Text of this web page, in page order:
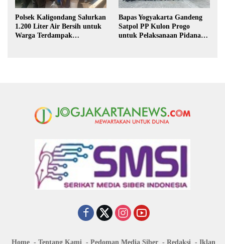
Polsek Kaligondang Salurkan
1.200 Liter Air Bersih untuk
Warga Terdampak
Bapas Yogyakarta Gandeng
Satpol PP Kulon Progo
untuk Pelaksanaan Pidana
Home Tentang Kami Pedoman Media Siber Redaksi Iklan